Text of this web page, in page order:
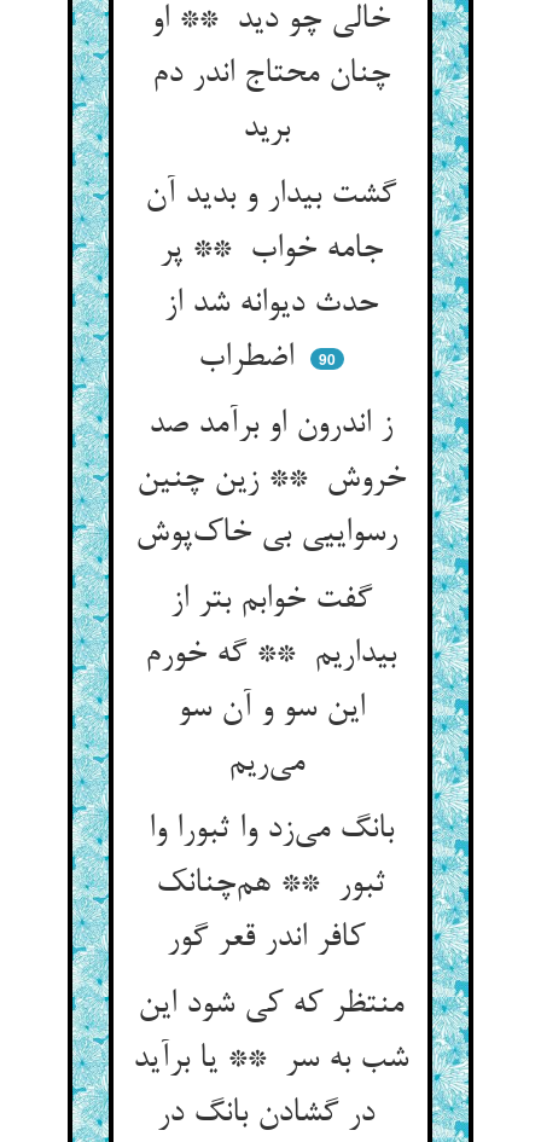
خالی چو دید ** او
چنان محتاج اندر دم
برید
گشت بیدار و بدید آن
جامه خواب ** پر
حدث دیوانه شد از
اضطراب
90
ز اندرون او برآمد صد
خروش ** زین چنین
رسواییی بی خاک‌پوش
گفت خوابم بتر از
بیداریم ** گه خورم
این سو و آن سو
می‌ریم
بانگ می‌زد وا ثبورا وا
ثبور ** هم‌چنانک
منتظر که کی شود این
شب به سر ** یا برآید
در گشادن بانگ در